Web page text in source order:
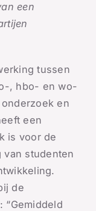
een
tussen
, hbo- en wo-
en
een
is voor de
studenten
de
“Gemiddeld